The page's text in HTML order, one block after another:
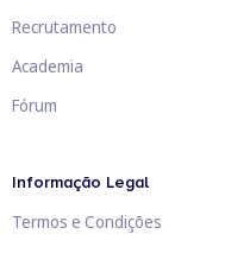
Recrutamento
Academia
Fórum
Informação Legal
Termos e Condições